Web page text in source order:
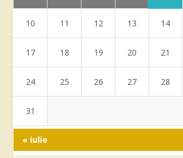
10 11 12 13 14
17 18 19 20 21
24 25 26 27 28
31
« iulie